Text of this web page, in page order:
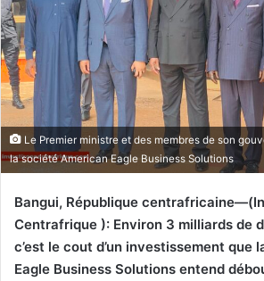
Le Premier ministre et des membres de son
la société American Eagle Business Solutions
Bangui, République
Centrafrique ): Environ 3 milliards de
c’est le cout d’un investissement que
Eagle Business Solutions entend